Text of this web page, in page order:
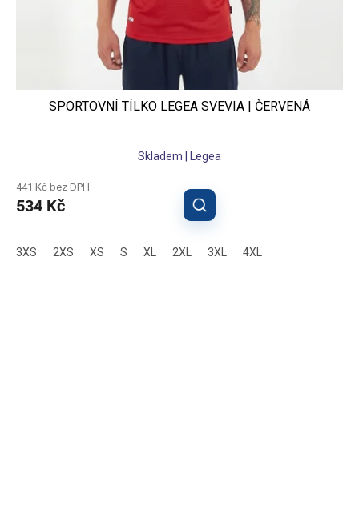
SPORTOVNÍ TÍLKO LEGEA SVEVIA | ČERVENÁ
Skladem | Legea
441 Kč bez DPH
534 Kč
3XS 2XS XS S XL 2XL 3XL 4XL